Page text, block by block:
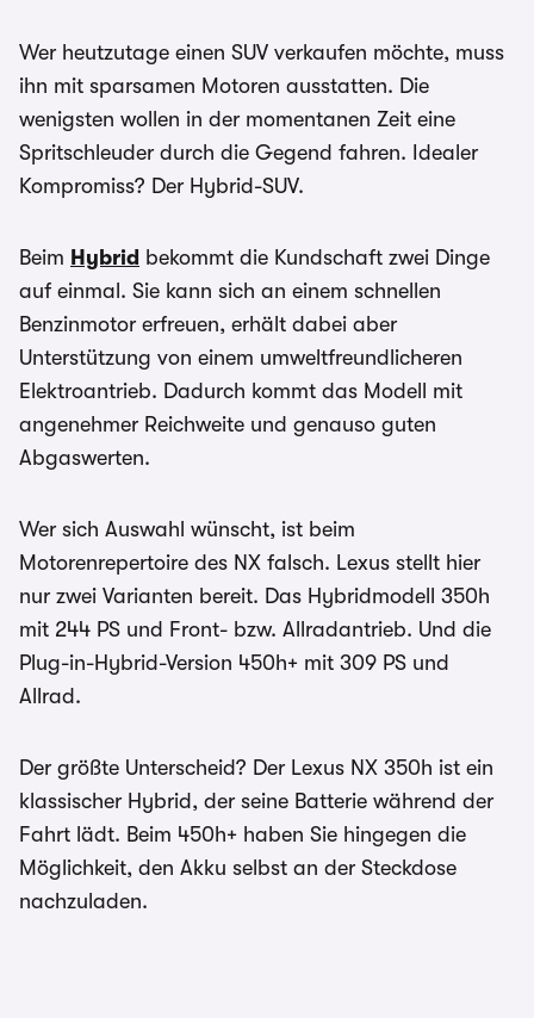
Wer heutzutage einen SUV verkaufen möchte, muss
ihn mit sparsamen Motoren ausstatten. Die
wenigsten wollen in der momentanen Zeit eine
Spritschleuder durch die Gegend fahren. Idealer
Kompromiss? Der Hybrid-SUV.
Beim Hybrid bekommt die Kundschaft zwei Dinge
auf einmal. Sie kann sich an einem schnellen
Benzinmotor erfreuen, erhält dabei aber
Unterstützung von einem umweltfreundlicheren
Elektroantrieb. Dadurch kommt das Modell mit
angenehmer Reichweite und genauso guten
Abgaswerten.
Wer sich Auswahl wünscht, ist beim
Motorenrepertoire des NX falsch. Lexus stellt hier
nur zwei Varianten bereit. Das Hybridmodell 350h
mit 244 PS und Front- bzw. Allradantrieb. Und die
Plug-in-Hybrid-Version 450h+ mit 309 PS und
Allrad.
Der größte Unterscheid? Der Lexus NX 350h ist ein
klassischer Hybrid, der seine Batterie während der
Fahrt lädt. Beim 450h+ haben Sie hingegen die
Möglichkeit, den Akku selbst an der Steckdose
nachzuladen.